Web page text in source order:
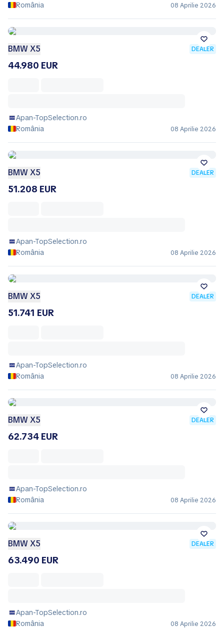
România
08 Aprilie 2026
BMW X5 DEALER
44.980 EUR
Apan-TopSelection.ro
România
08 Aprilie 2026
BMW X5 DEALER
51.208 EUR
Apan-TopSelection.ro
România
08 Aprilie 2026
BMW X5 DEALER
51.741 EUR
Apan-TopSelection.ro
România
08 Aprilie 2026
BMW X5 DEALER
62.734 EUR
Apan-TopSelection.ro
România
08 Aprilie 2026
BMW X5 DEALER
63.490 EUR
Apan-TopSelection.ro
România
08 Aprilie 2026